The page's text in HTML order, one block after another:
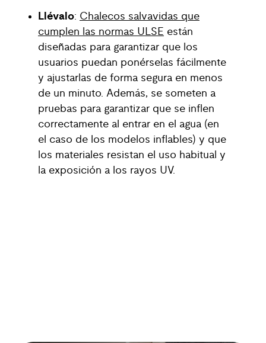
Llévalo: Chalecos salvavidas que
cumplen las normas ULSE están
diseñadas para garantizar que los
usuarios puedan ponérselas fácilmente
y ajustarlas de forma segura en menos
de un minuto. Además, se someten a
pruebas para garantizar que se inflen
correctamente al entrar en el agua (en
el caso de los modelos inflables) y que
los materiales resistan el uso habitual y
la exposición a los rayos UV.